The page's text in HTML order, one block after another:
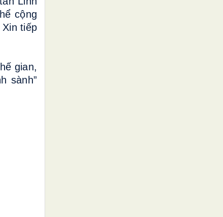
cộng
tiếp
gian,
sành”